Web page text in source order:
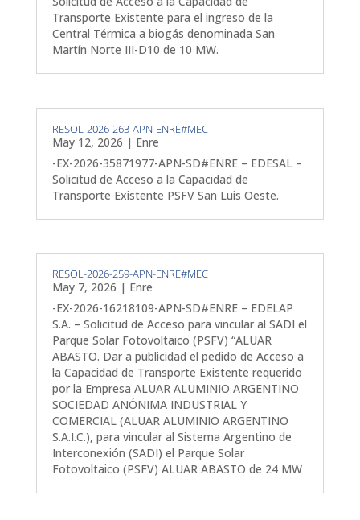
Transporte Existente para el ingreso de la
Central Térmica a biogás denominada San
Martín Norte III-D10 de 10 MW.
RESOL-2026-263-APN-ENRE#MEC
May 12, 2026 | Enre
-EX-2026-35871977-APN-SD#ENRE – EDESAL –
Solicitud de Acceso a la Capacidad de
Transporte Existente PSFV San Luis Oeste.
RESOL-2026-259-APN-ENRE#MEC
May 7, 2026 | Enre
-EX-2026-16218109-APN-SD#ENRE – EDELAP
S.A. – Solicitud de Acceso para vincular al SADI el
Parque Solar Fotovoltaico (PSFV) “ALUAR
ABASTO. Dar a publicidad el pedido de Acceso a
la Capacidad de Transporte Existente requerido
por la Empresa ALUAR ALUMINIO ARGENTINO
SOCIEDAD ANÓNIMA INDUSTRIAL Y
COMERCIAL (ALUAR ALUMINIO ARGENTINO
S.A.I.C.), para vincular al Sistema Argentino de
Interconexión (SADI) el Parque Solar
Fotovoltaico (PSFV) ALUAR ABASTO de 24 MW